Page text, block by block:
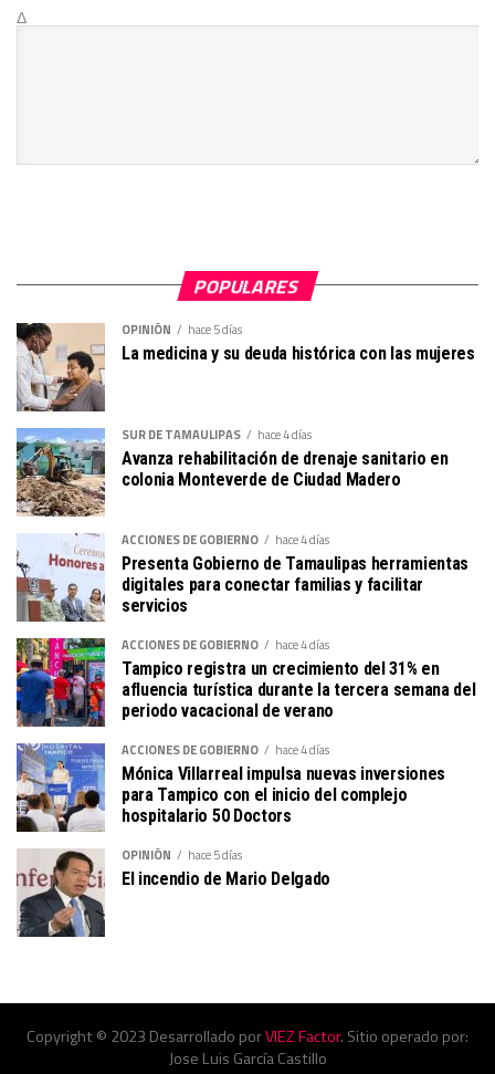
Δ
POPULARES
OPINIÓN hace 5 días
La medicina y su deuda histórica con las mujeres
SUR DE TAMAULIPAS hace 4 días
Avanza rehabilitación de drenaje sanitario en
colonia Monteverde de Ciudad Madero
ACCIONES DE GOBIERNO hace 4 días
Presenta Gobierno de Tamaulipas herramientas
digitales para conectar familias y facilitar
servicios
ACCIONES DE GOBIERNO hace 4 días
Tampico registra un crecimiento del 31% en
afluencia turística durante la tercera semana del
periodo vacacional de verano
ACCIONES DE GOBIERNO hace 4 días
Mónica Villarreal impulsa nuevas inversiones
para Tampico con el inicio del complejo
hospitalario 50 Doctors
OPINIÓN hace 5 días
El incendio de Mario Delgado
Copyright © 2023 Desarrollado porVIEZ Factor. Sitio operado por:
Jose Luis García Castillo